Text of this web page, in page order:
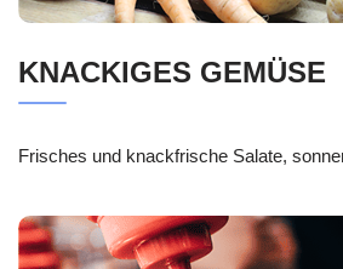
KNACKIGES GEMÜSE
Frisches und knackfrische Salate,